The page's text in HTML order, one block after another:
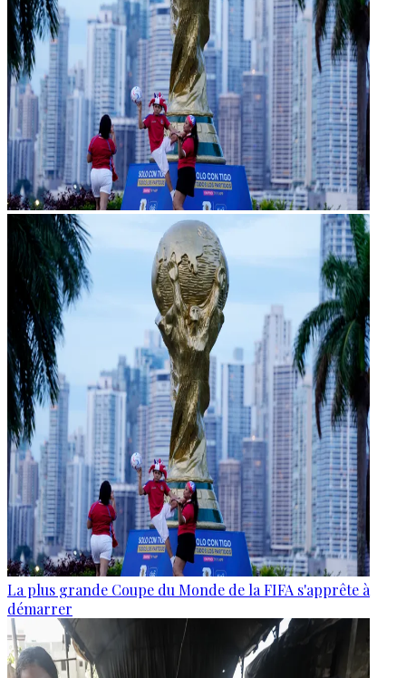
La plus grande Coupe du Monde de la FIFA s'apprête à
démarrer